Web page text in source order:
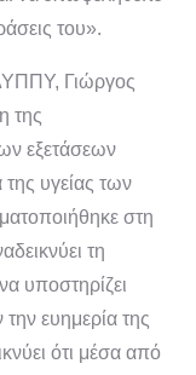
του».
Γιώργος
της
εξετάσεων
υγείας των
στη
τη
υποστηρίζει
ευημερία της
ότι μέσα από